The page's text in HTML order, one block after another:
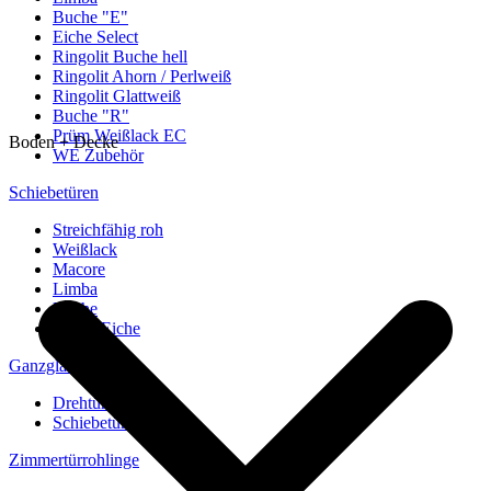
Buche "E"
Eiche Select
Ringolit Buche hell
Ringolit Ahorn / Perlweiß
Ringolit Glattweiß
Buche "R"
Prüm Weißlack EC
WE Zubehör
Schiebetüren
Streichfähig roh
Weißlack
Macore
Limba
Buche
europ. Eiche
Ganzglastüren
Drehtüren
Schiebetüren
Zimmertürrohlinge
Boden + Decke